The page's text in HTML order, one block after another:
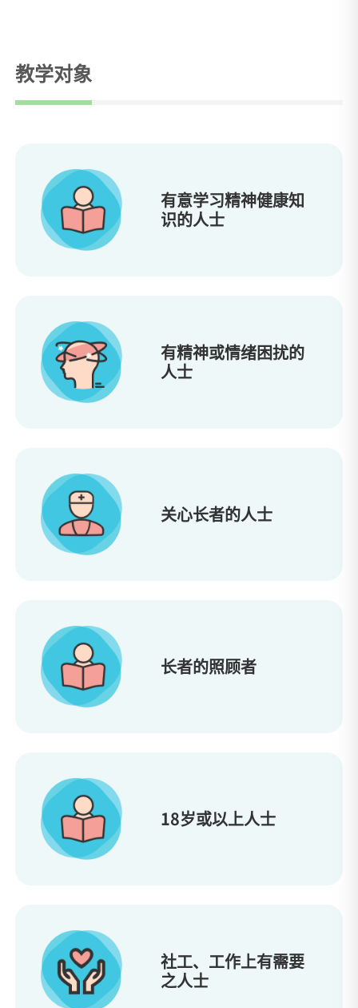
教学对象
有意学习精神健康知
识的人士
有精神或情绪困扰的
人士
关心长者的人士
长者的照顾者
18岁或以上人士
社工、工作上有需要
之人士